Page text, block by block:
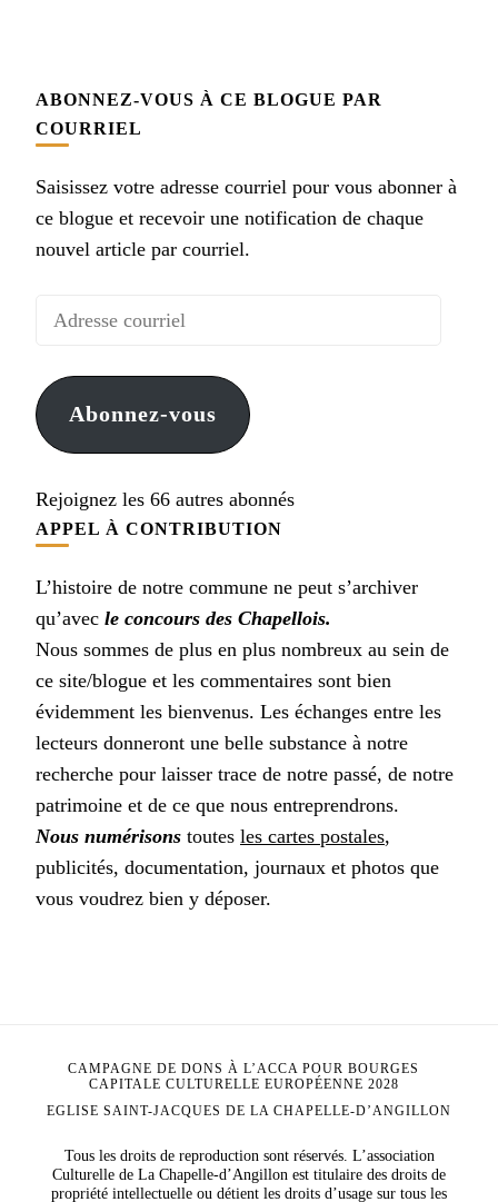
ABONNEZ-VOUS À CE BLOGUE PAR
COURRIEL
Saisissez votre adresse courriel pour vous abonner à
ce blogue et recevoir une notification de chaque
nouvel article par courriel.
Adresse
Abonnez-vous
Rejoignez les 66 autres abonnés
APPEL À CONTRIBUTION
L’histoire de notre commune ne peut s’archiver
qu’avec le concours des Chapellois.
Nous sommes de plus en plus nombreux au sein de
ce site/blogue et les commentaires sont bien
évidemment les bienvenus. Les échanges entre les
lecteurs donneront une belle substance à notre
recherche pour laisser trace de notre passé, de notre
patrimoine et de ce que nous entreprendrons.
Nous numérisons toutes les cartes postales,
publicités, documentation, journaux et photos que
vous voudrez bien y déposer.
Tous les droits de reproduction sont réservés. L’association
Culturelle de La Chapelle-d’Angillon est titulaire des droits de
propriété intellectuelle ou détient les droits d’usage sur tous les
CAMPAGNE DE DONS À L’ACCA POUR BOURGES
CAPITALE CULTURELLE EUROPÉENNE 2028
EGLISE SAINT-JACQUES DE LA CHAPELLE-D’ANGILLON